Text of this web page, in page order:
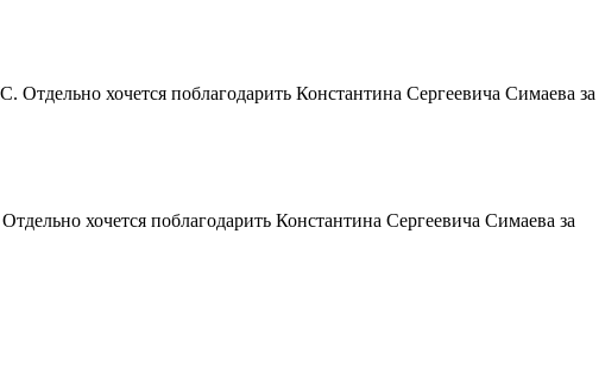
хочется поблагодарить Константина Сергеевича Симаева за
хочется поблагодарить Константина Сергеевича Симаева за